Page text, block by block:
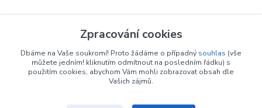
Zpracování cookies
Dbáme na Vaše soukromí! Proto žádáme o případný souhlas (vše
můžete jedním! kliknutím odmítnout na posledním řádku) s
použitím cookies, abychom Vám mohli zobrazovat obsah dle
Vašich zájmů.